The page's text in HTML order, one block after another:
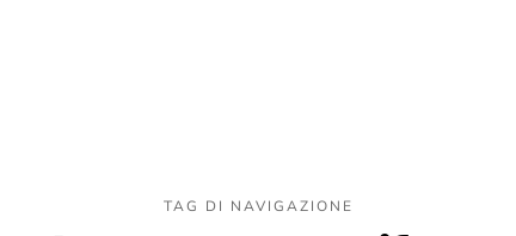
TAG DI NAVIGAZIONE